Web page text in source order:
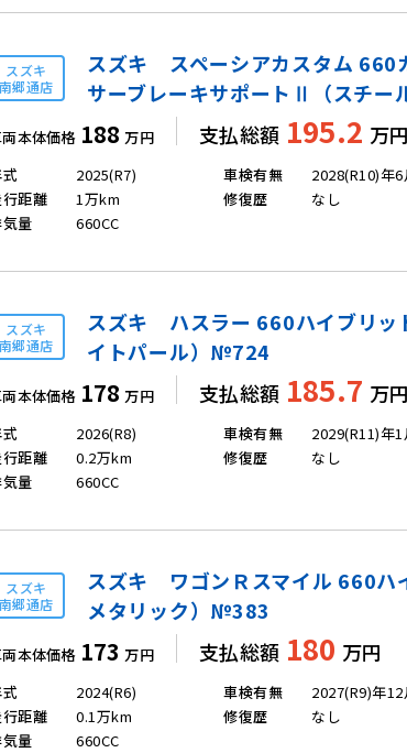
スズキ
南郷通店
スズキ スペーシアカスタム 660
サーブレーキサポートⅡ（スチ
本体価格 188 万円 支払総額 195.2 万円
2025(R7)
距離
1万km
量
660CC
車検有無
2028(R10)年6
修復歴
なし
スズキ
南郷通店
スズキ ハスラー 660ハイブリッ
イトパール）№724
本体価格 178 万円 支払総額 185.7 万円
2026(R8)
距離
0.2万km
量
660CC
車検有無
2029(R11)年1
修復歴
なし
スズキ
南郷通店
スズキ ワゴンＲスマイル 660ハ
メタリック）№383
本体価格 173 万円 支払総額 180 万円
2024(R6)
距離
0.1万km
量
660CC
車検有無
2027(R9)年12
修復歴
なし